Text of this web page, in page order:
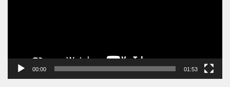
00:00 01:53